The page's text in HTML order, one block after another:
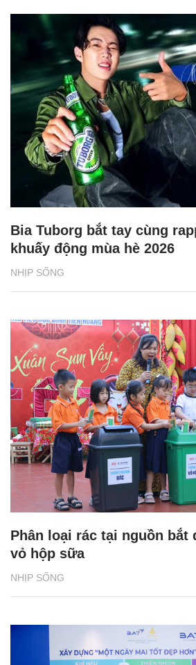
NHỊP SỐNG
Bia Tuborg bắt tay cùng
khuấy động mùa hè 2026
NHỊP SỐNG
Phân loại rác tại nguồn bắt
vỏ hộp sữa